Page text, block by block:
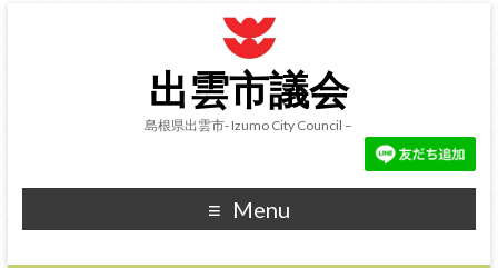
出雲市議会
島根県出雲市- Izumo City Council –
Menu